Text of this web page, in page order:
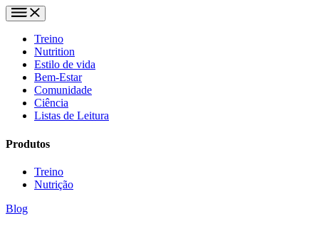
Treino
Nutrition
Estilo de vida
Bem-Estar
Comunidade
Ciência
Listas de Leitura
Produtos
Treino
Nutrição
Blog